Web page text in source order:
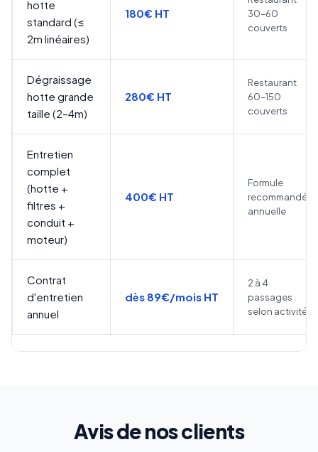
hotte
standard (≤
2m linéaires)
180€ HT
30–60
couverts
Dégraissage
hotte grande
taille (2–4m)
280€ HT
Restaurant
60–150
couverts
Entretien
complet
(hotte +
filtres +
conduit +
moteur)
400€ HT
Formule
recommandée
annuelle
Contrat
d'entretien
annuel
dès 89€/mois HT
2 à 4
passages
selon activité
Avis de nos clients